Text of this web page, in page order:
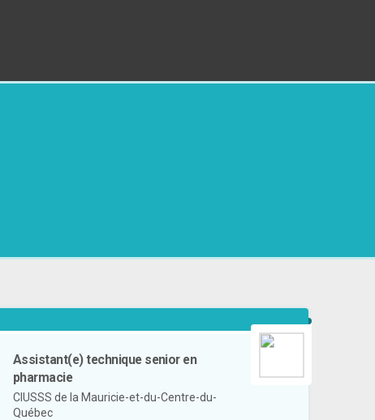
Assistant(e) technique senior en
pharmacie
CIUSSS de la Mauricie-et-du-Centre-du-
Québec